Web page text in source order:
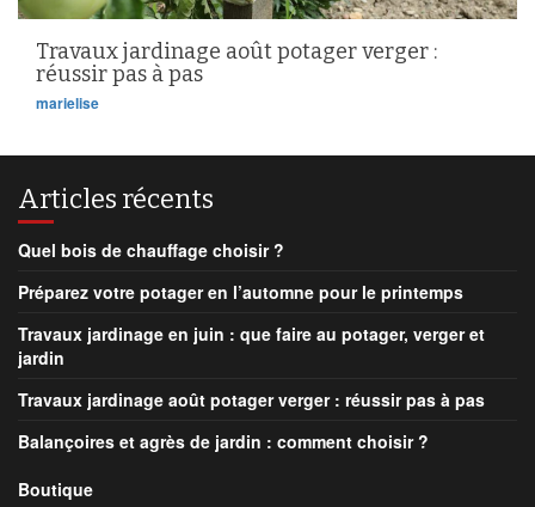
Travaux jardinage août potager verger :
réussir pas à pas
marielise
Articles récents
Quel bois de chauffage choisir ?
Préparez votre potager en l’automne pour le printemps
Travaux jardinage en juin : que faire au potager, verger et
jardin
Travaux jardinage août potager verger : réussir pas à pas
Balançoires et agrès de jardin : comment choisir ?
Boutique